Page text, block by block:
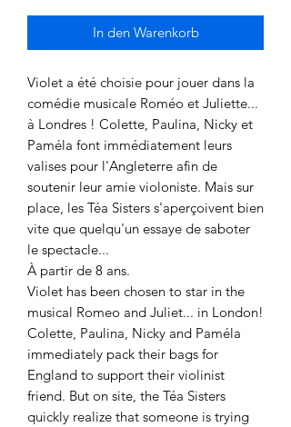
In den Warenkorb
Violet a été choisie pour jouer dans la
comédie musicale Roméo et Juliette...
à Londres ! Colette, Paulina, Nicky et
Paméla font immédiatement leurs
valises pour l'Angleterre afin de
soutenir leur amie violoniste. Mais sur
place, les Téa Sisters s'aperçoivent bien
vite que quelqu'un essaye de saboter
le spectacle...
À partir de 8 ans.
Violet has been chosen to star in the
musical Romeo and Juliet... in London!
Colette, Paulina, Nicky and Paméla
immediately pack their bags for
England to support their violinist
friend. But on site, the Téa Sisters
quickly realize that someone is trying